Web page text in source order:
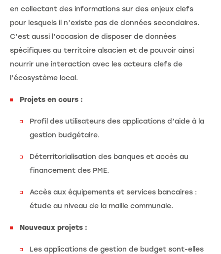
en collectant des informations sur des enjeux clefs
pour lesquels il n’existe pas de données secondaires.
C’est aussi l’occasion de disposer de données
spécifiques au territoire alsacien et de pouvoir ainsi
nourrir une interaction avec les acteurs clefs de
l’écosystème local.
Projets en cours :
Profil des utilisateurs des applications d’aide à la
gestion budgétaire.
Déterritorialisation des banques et accès au
financement des PME.
Accès aux équipements et services bancaires :
étude au niveau de la maille communale.
Nouveaux projets :
Les applications de gestion de budget sont-elles